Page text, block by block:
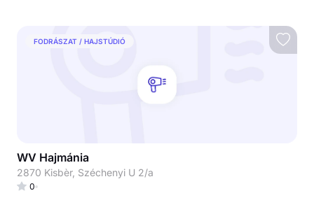
FODRÁSZAT / HAJSTÚDIÓ
WV Hajmánia
2870 Kisbèr, Széchenyi U 2/a
0